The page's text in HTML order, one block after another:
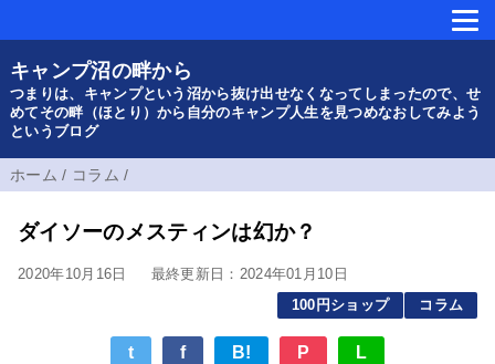
キャンプ沼の畔から
つまりは、キャンプという沼から抜け出せなくなってしまったので、せ
めてその畔（ほとり）から自分のキャンプ人生を見つめなおしてみよう
というブログ
ホーム / コラム /
ダイソーのメスティンは幻か？
2020年10月16日
最終更新日：2024年01月10日
100円ショップ
コラム
t f B! P L